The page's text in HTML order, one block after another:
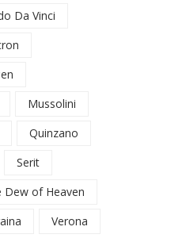
Da Vinci
Mussolini
Quinzano
Serit
Dew of Heaven
Verona